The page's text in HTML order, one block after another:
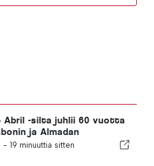
Abril -silta juhlii 60 vuotta
ja Almadan
- 19 minuuttia sitten